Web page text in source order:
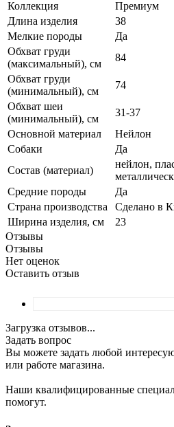
Коллекция
Премиум
Длина изделия
38
Мелкие породы
Да
Обхват груди
(максимальный), см
84
Обхват груди
(минимальный), см
74
Обхват шеи
(минимальный), см
31-37
Основной материал
Нейлон
Собаки
Да
Состав (материал)
нейлон,
Средние породы
Да
Страна производства
Сделано в
Ширина изделия, см
23
Отзывы
Отзывы
Нет оценок
Оставить отзыв
Загрузка отзывов...
Задать вопрос
Вы можете задать любой
или работе магазина.
Наши квалифицированные
помогут.